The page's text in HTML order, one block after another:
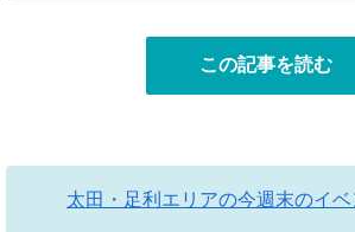
この記事を読む
太田・足利エリアの今週末のイ